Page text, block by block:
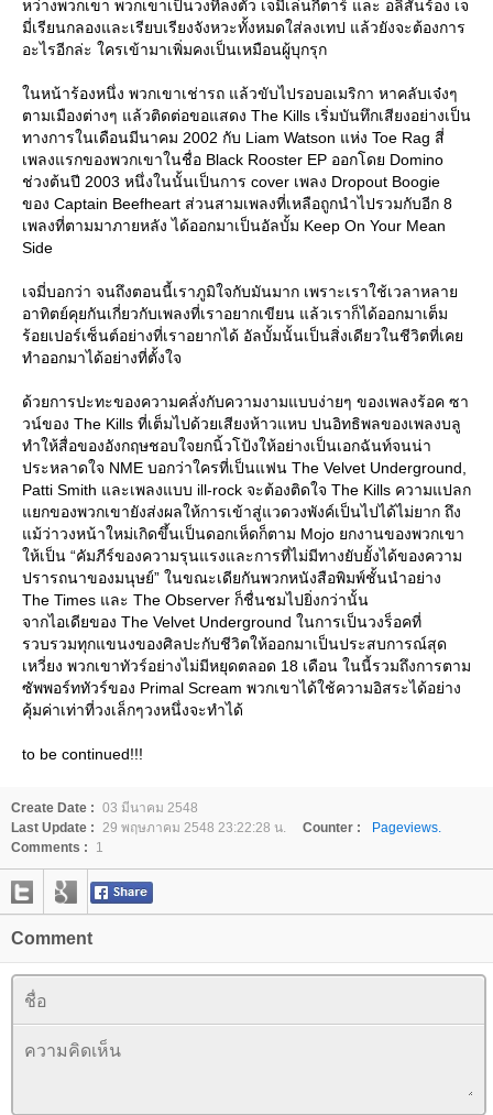
หว่างพวกเขา พวกเขาเป็นวงที่ลงตัว เจมี่เล่นกีตาร์ และ อลิสันร้อง เจ
มี่เรียนกลองและเรียบเรียงจังหวะทั้งหมดใส่ลงเทป แล้วยังจะต้องการ
อะไรอีกล่ะ ใครเข้ามาเพิ่มคงเป็นเหมือนผู้บุกรุก
ในหน้าร้องหนึ่ง พวกเขาเช่ารถ แล้วขับไปรอบอเมริกา หาคลับเจ๋งๆ
ตามเมืองต่างๆ แล้วติดต่อขอแสดง The Kills เริ่มบันทึกเสียงอย่างเป็น
ทางการในเดือนมีนาคม 2002 กับ Liam Watson แห่ง Toe Rag สี่
เพลงแรกของพวกเขาในชื่อ Black Rooster EP ออกโดย Domino
ช่วงต้นปี 2003 หนึ่งในนั้นเป็นการ cover เพลง Dropout Boogie
ของ Captain Beefheart ส่วนสามเพลงที่เหลือถูกนำไปรวมกับอีก 8
เพลงที่ตามมาภายหลัง ได้ออกมาเป็นอัลบั้ม Keep On Your Mean
Side
เจมี่บอกว่า จนถึงตอนนี้เราภูมิใจกับมันมาก เพราะเราใช้เวลาหลาย
อาทิตย์คุยกันเกี่ยวกับเพลงที่เราอยากเขียน แล้วเราก็ได้ออกมาเต็ม
ร้อยเปอร์เซ็นต์อย่างที่เราอยากได้ อัลบั้มนั้นเป็นสิ่งเดียวในชีวิตที่เคย
ทำออกมาได้อย่างที่ตั้งใจ
ด้วยการปะทะของความคลั่งกับความงามแบบง่ายๆ ของเพลงร้อค ซา
วน์ของ The Kills ที่เต็มไปด้วยเสียงห้าวแหบ ปนอิทธิพลของเพลงบลู
ทำให้สื่อของอังกฤษชอบใจยกนิ้วโป้งให้อย่างเป็นเอกฉันท์จนน่า
ประหลาดใจ NME บอกว่าใครที่เป็นแฟน The Velvet Underground,
Patti Smith และเพลงแบบ ill-rock จะต้องติดใจ The Kills ความแปลก
แยกของพวกเขายังส่งผลให้การเข้าสู่แวดวงพังค์เป็นไปได้ไม่ยาก ถึง
แม้ว่าวงหน้าใหม่เกิดขึ้นเป็นดอกเห็ดก็ตาม Mojo ยกงานของพวกเขา
ให้เป็น “คัมภีร์ของความรุนแรงและการที่ไม่มีทางยับยั้งได้ของความ
ปรารถนาของมนุษย์” ในขณะเดียกันพวกหนังสือพิมพ์ชั้นนำอย่าง
The Times และ The Observer ก็ชื่นชมไปยิ่งกว่านั้น
จากไอเดียของ The Velvet Underground ในการเป็นวงร็อคที่
รวบรวมทุกแขนงของศิลปะกับชีวิตให้ออกมาเป็นประสบการณ์สุด
เหวี่ยง พวกเขาทัวร์อย่างไม่มีหยุดตลอด 18 เดือน ในนี้รวมถึงการตาม
ซัพพอร์ททัวร์ของ Primal Scream พวกเขาได้ใช้ความอิสระได้อย่าง
คุ้มค่าเท่าที่วงเล็กๆวงหนึ่งจะทำได้
to be continued!!!
Create Date : 03 มีนาคม 2548
Last Update : 29 พฤษภาคม 2548 23:22:28 น. Counter :
Pageviews.
Comments :
1
Comment